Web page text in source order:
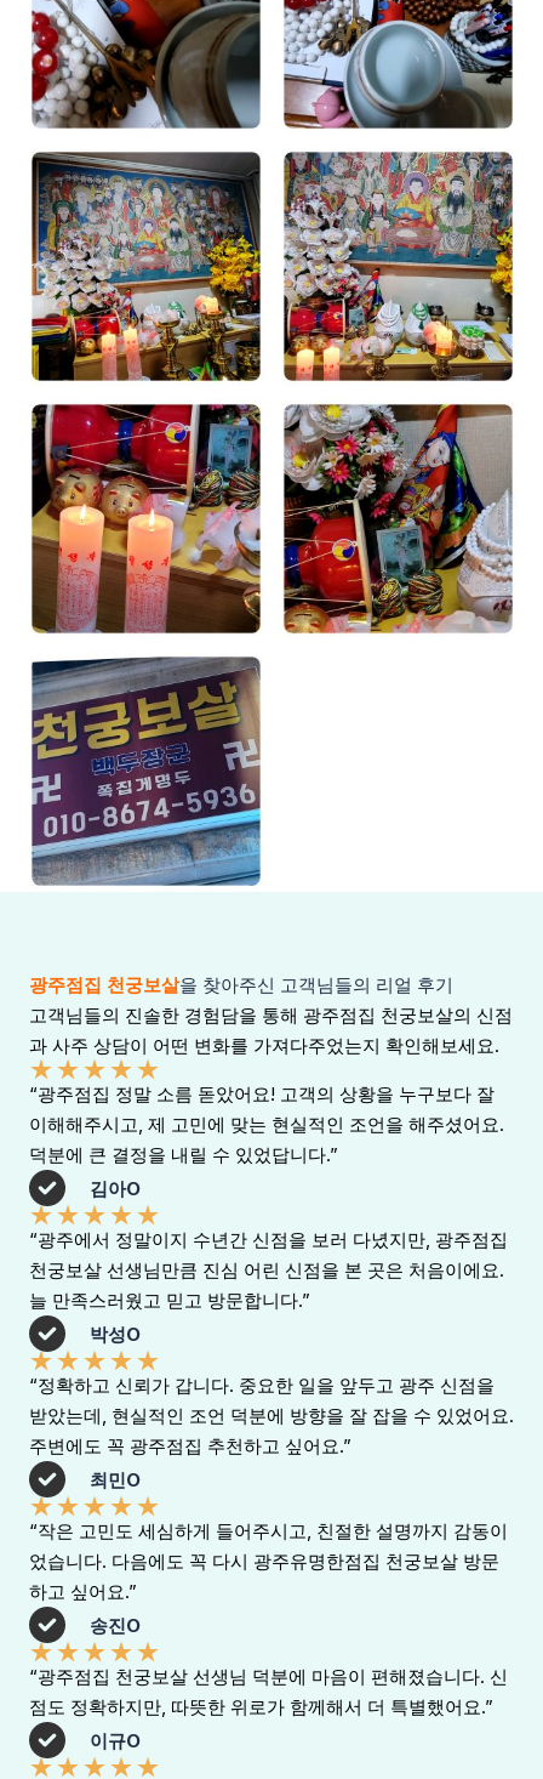
광주점집 광주점집
광주점집 광주점집
광주점집 광주점집
광주점집
광주점집 천궁보살을 찾아주신 고객님들의 리얼 후기
고객님들의 진솔한 경험담을 통해 광주점집 천궁보살의 신점
과 사주 상담이 어떤 변화를 가져다주었는지 확인해보세요.
★★★★★
“광주점집 정말 소름 돋았어요! 고객의 상황을 누구보다 잘
이해해주시고, 제 고민에 맞는 현실적인 조언을 해주셨어요.
덕분에 큰 결정을 내릴 수 있었답니다.”
김아O
★★★★★
“광주에서 정말이지 수년간 신점을 보러 다녔지만, 광주점집
천궁보살 선생님만큼 진심 어린 신점을 본 곳은 처음이에요.
늘 만족스러웠고 믿고 방문합니다.”
박성O
★★★★★
“정확하고 신뢰가 갑니다. 중요한 일을 앞두고 광주 신점을
받았는데, 현실적인 조언 덕분에 방향을 잘 잡을 수 있었어요.
주변에도 꼭 광주점집 추천하고 싶어요.”
최민O
★★★★★
“작은 고민도 세심하게 들어주시고, 친절한 설명까지 감동이
었습니다. 다음에도 꼭 다시 광주유명한점집 천궁보살 방문
하고 싶어요.”
송진O
★★★★★
“광주점집 천궁보살 선생님 덕분에 마음이 편해졌습니다. 신
점도 정확하지만, 따뜻한 위로가 함께해서 더 특별했어요.”
이규O
★★★★★